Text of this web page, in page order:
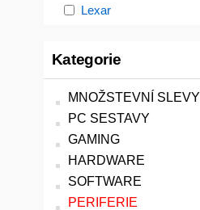
Lexar
Kategorie
MNOŽSTEVNÍ SLEVY
PC SESTAVY
GAMING
HARDWARE
SOFTWARE
PERIFERIE